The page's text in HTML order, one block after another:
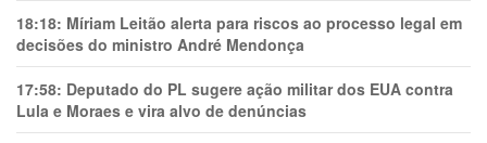
18:18: Míriam Leitão alerta para riscos ao processo legal em
decisões do ministro André Mendonça
17:58: Deputado do PL sugere ação militar dos EUA contra
Lula e Moraes e vira alvo de denúncias